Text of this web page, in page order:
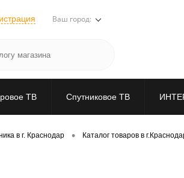
Ваш город:
ТВ Спутниковое ТВ
в г. Краснодар • Каталог товаров в